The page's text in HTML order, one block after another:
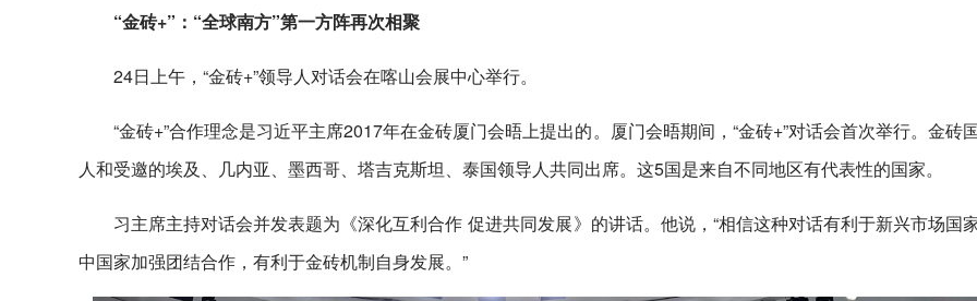
“金砖+”：“全球南方”第一方阵再次相聚
24日上午，“金砖+”领导人对话会在喀山会展中心举行。
“金砖+”合作理念是习近平主席2017年在金砖厦门会晤上提出的。厦门会晤期间，“金砖+”对话会首次举行。金砖
人和受邀的埃及、几内亚、墨西哥、塔吉克斯坦、泰国领导人共同出席。这5国是来自不同地区有代表性的国家。
习主席主持对话会并发表题为《深化互利合作 促进共同发展》的讲话。他说，“相信这种对话有利于新兴市场国
中国家加强团结合作，有利于金砖机制自身发展。”